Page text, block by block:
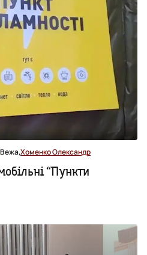
Вежа,Хоменко Олександр
“Пункти